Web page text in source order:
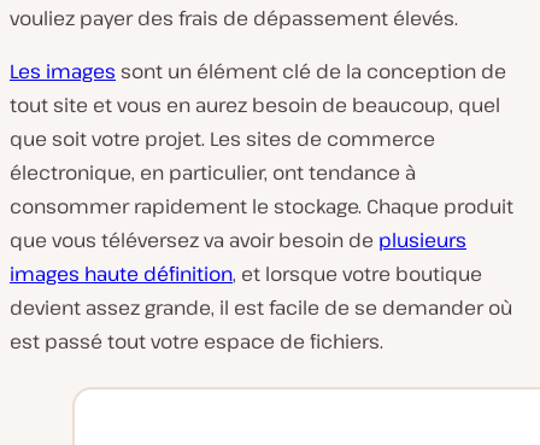
vouliez payer des frais de dépassement élevés.
Les images sont un élément clé de la conception de
tout site et vous en aurez besoin de beaucoup, quel
que soit votre projet. Les sites de commerce
électronique, en particulier, ont tendance à
consommer rapidement le stockage. Chaque produit
que vous téléversez va avoir besoin de plusieurs
images haute définition, et lorsque votre boutique
devient assez grande, il est facile de se demander où
est passé tout votre espace de fichiers.